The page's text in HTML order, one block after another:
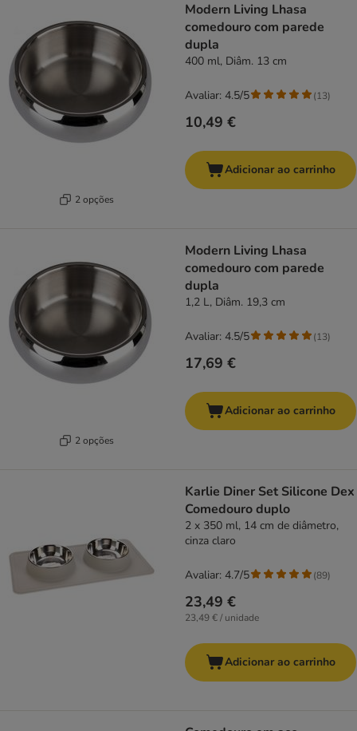
2 opções
Modern Living Lhasa
comedouro com parede
dupla
400 ml, Diâm. 13 cm
10,49 €
Avaliar: 4.5/5 (13)
Adicionar ao carrinho
2 opções
Modern Living Lhasa
comedouro com parede
dupla
1,2 L, Diâm. 19,3 cm
17,69 €
Avaliar: 4.5/5 (13)
Adicionar ao carrinho
Karlie Diner Set Silicone Dex
Comedouro duplo
2 x 350 ml, 14 cm de diâmetro,
cinza claro
23,49 €
23,49 € / unidade
Avaliar: 4.7/5 (89)
Adicionar ao carrinho